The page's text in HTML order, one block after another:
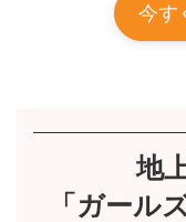
今
地
「ガール